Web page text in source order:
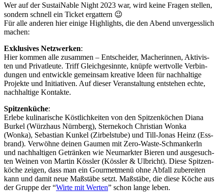
Wer auf der Sus­taiNable Night 2023 war, wird keine Fra­gen stel­len,
son­dern schnell ein Ti­cket er­gat­tern 😉
Für alle an­de­ren hier ei­nige High­lights, die den Abend un­ver­gess­lich
ma­chen:
Ex­klu­si­ves Netz­wer­ken:
Hier kom­men alle zu­sam­men – Ent­schei­der, Ma­che­rin­nen, Ak­ti­vis­
ten und Pri­vat­leute. Triff Gleich­ge­sinnte, knüpfe wert­volle Ver­bin­
dun­gen und ent­wickle ge­mein­sam krea­tive Ideen für nach­hal­tige
Pro­jekte und In­itia­ti­ven. Auf die­ser Ver­an­stal­tung ent­ste­hen echte,
nach­hal­tige Kon­takte.
Spit­zen­kü­che:
Er­lebe ku­li­na­ri­sche Köst­lich­kei­ten von den Spit­zen­kö­chen Diana
Bur­kel (Würz­haus Nürn­berg), Ster­ne­koch Chris­tian Wonka
(Wonka), Se­bas­tian Kun­kel (Zir­bel­stube) und Till-Jo­nas Heinz (Ess­
brand). Ver­wöhne dei­nen Gau­men mit Zero-Waste-Schman­kerln
und nach­hal­ti­gen Ge­trän­ken wie Neu­mark­ter Bie­ren und aus­ge­such­
ten Wei­nen von Mar­tin Köss­ler (Köss­ler & Ulb­richt). Diese Spit­zen­
kö­che zei­gen, dass man ein Gour­met­menü ohne Ab­fall zu­be­rei­ten
kann und da­mit neue Maß­stäbe setzt. Maß­stäbe, die diese Kö­che aus
der Gruppe der “Wirte mit Wer­ten” schon lange le­ben.